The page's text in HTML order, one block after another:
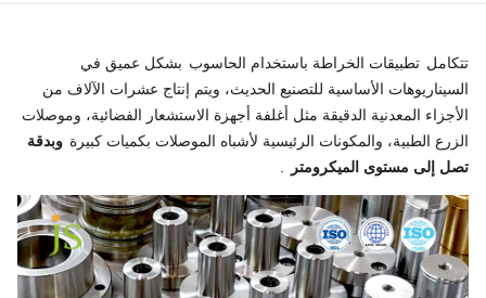
تتكامل تطبيقات الخراطة باستخدام الحاسوب بشكل عميق في
السيناريوهات الأساسية للتصنيع الحديث، ويتم إنتاج عشرات الآلاف من
الأجزاء المعدنية الدقيقة مثل أغلفة أجهزة الاستشعار الفضائية، وموصلات
الزرع الطبية، والمكونات الرئيسية لأشباه الموصلات بكميات كبيرة وبدقة
تصل إلى مستوى الميكرومتر